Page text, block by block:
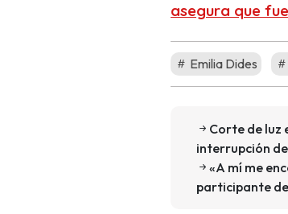
asegura que
Emilia Dides
Corte de luz
interrupción
«A mí me
participante